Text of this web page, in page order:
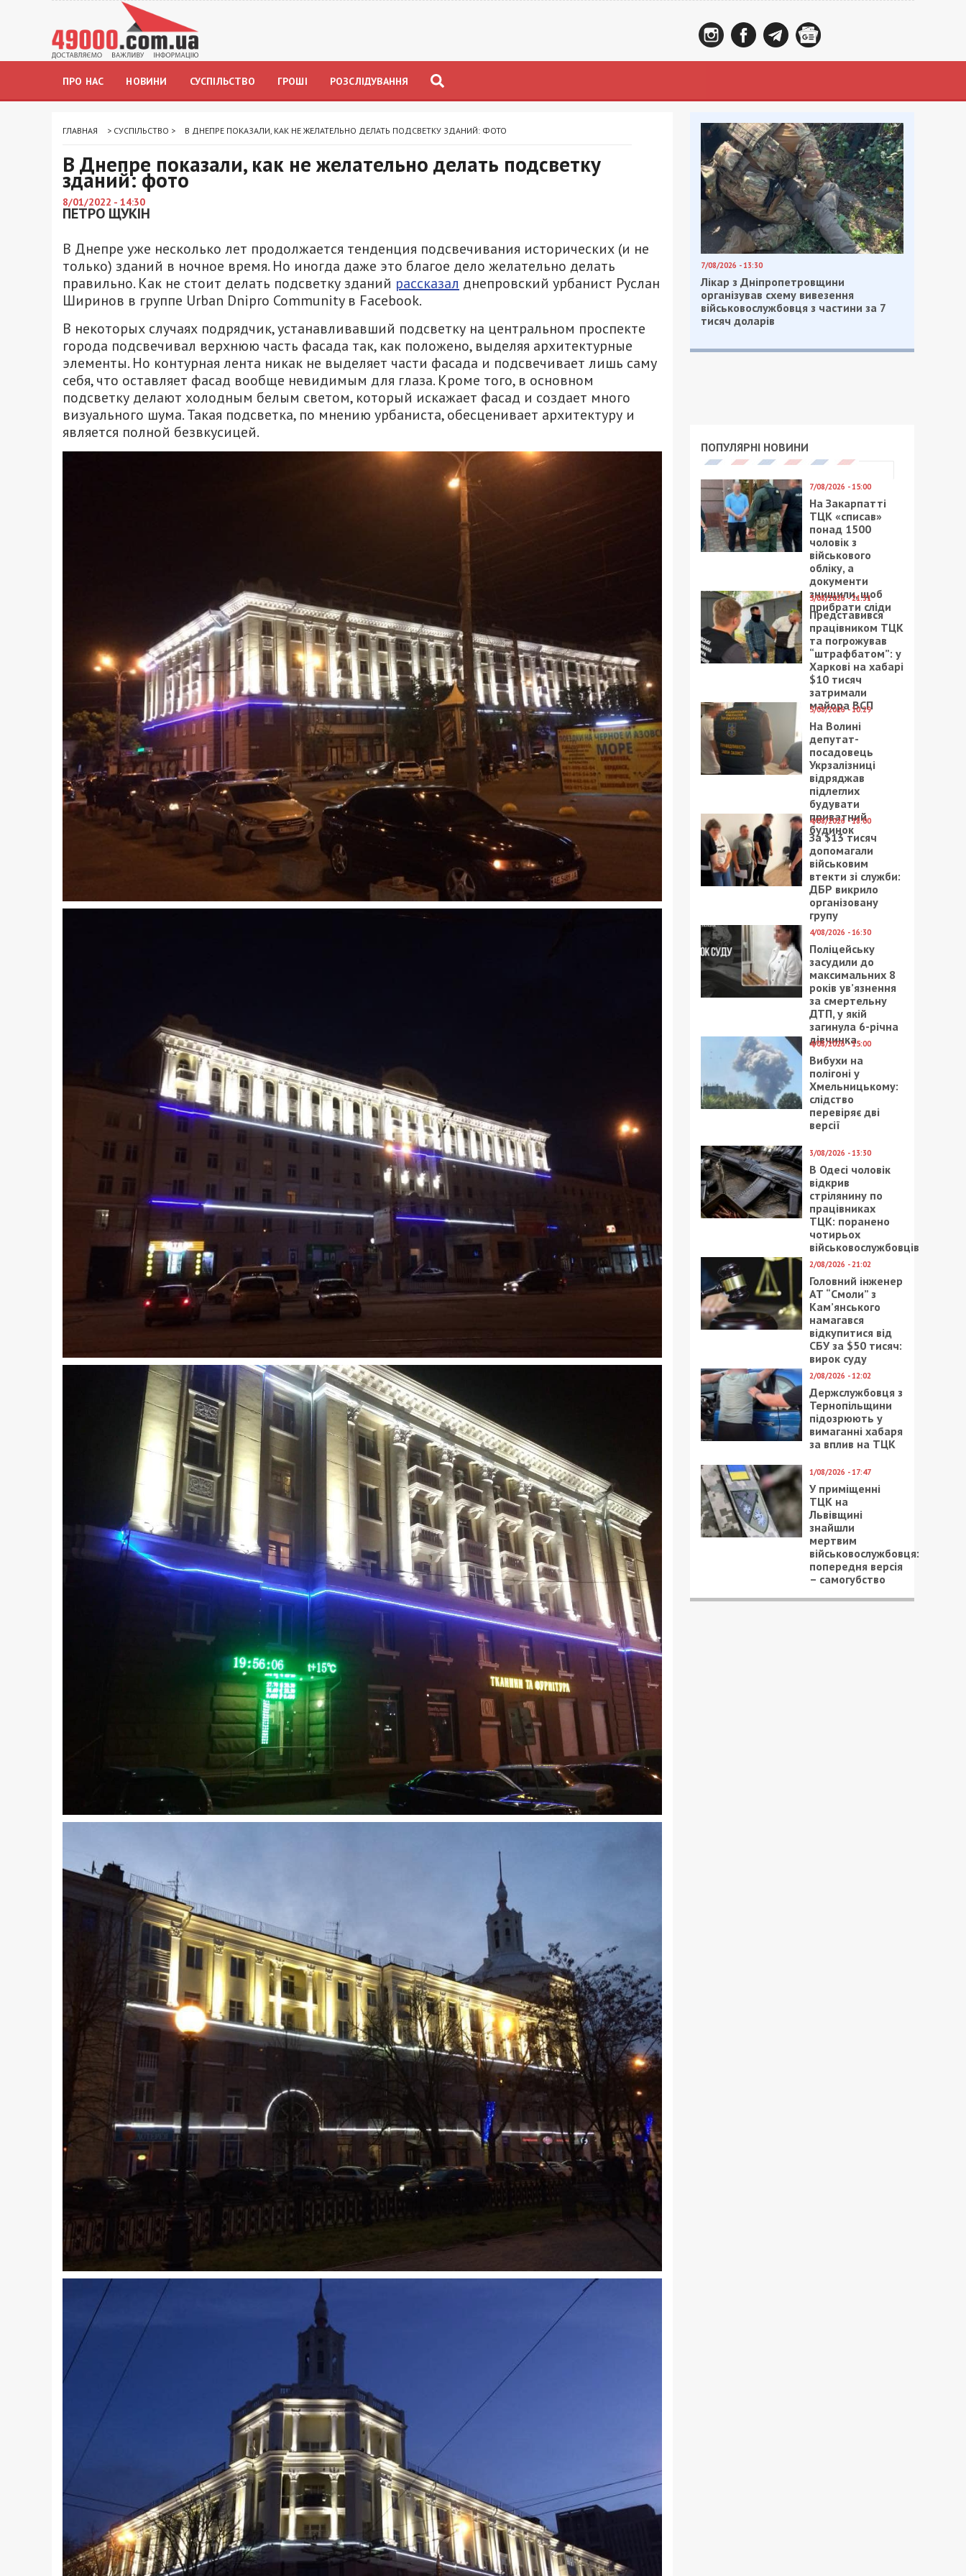
ПРО НАС НОВИНИ СУСПІЛЬСТВО ГРОШІ РОЗСЛІДУВАННЯ
ГЛАВНАЯ > СУСПІЛЬСТВО > В ДНЕПРЕ ПОКАЗАЛИ, КАК НЕ ЖЕЛАТЕЛЬНО ДЕЛАТЬ ПОДСВЕТКУ ЗДАНИЙ: ФОТО
В Днепре показали, как не желательно делать подсветку
зданий: фото
8/01/2022 - 14:30
ПЕТРО ЩУКІН
В Днепре уже несколько лет продолжается тенденция подсвечивания исторических (и не
только) зданий в ночное время. Но иногда даже это благое дело желательно делать
правильно. Как не стоит делать подсветку зданий рассказал днепровский урбанист Руслан
Ширинов в группе Urban Dnipro Community в Facebook.
В некоторых случаях подрядчик, устанавливавший подсветку на центральном проспекте
города подсвечивал верхнюю часть фасада так, как положено, выделяя архитектурные
элементы. Но контурная лента никак не выделяет части фасада и подсвечивает лишь саму
себя, что оставляет фасад вообще невидимым для глаза. Кроме того, в основном
подсветку делают холодным белым светом, который искажает фасад и создает много
визуального шума. Такая подсветка, по мнению урбаниста, обесценивает архитектуру и
является полной безвкусицей.
7/08/2026 - 13:30
Лікар з Дніпропетровщини
організував схему вивезення
військовослужбовця з частини за 7
тисяч доларів
ПОПУЛЯРНІ НОВИНИ
7/08/2026 - 15:00
На Закарпатті
ТЦК «списав»
понад 1500
чоловік з
військового
обліку, а
документи
знищили, щоб
прибрати сліди
5/08/2026 - 21:31
Представився
працівником ТЦК
та погрожував
“штрафбатом”: у
Харкові на хабарі
$10 тисяч
затримали
майора ВСП
5/08/2026 - 10:29
На Волині
депутат-
посадовець
Укрзалізниці
відряджав
підлеглих
будувати
приватний
будинок
4/08/2026 - 18:00
За $13 тисяч
допомагали
військовим
втекти зі служби:
ДБР викрило
організовану
групу
4/08/2026 - 16:30
Поліцейську
засудили до
максимальних 8
років ув’язнення
за смертельну
ДТП, у якій
загинула 6-річна
дівчинка
4/08/2026 - 15:00
Вибухи на
полігоні у
Хмельницькому:
слідство
перевіряє дві
версії
3/08/2026 - 13:30
В Одесі чоловік
відкрив
стрілянину по
працівниках
ТЦК: поранено
чотирьох
військовослужбовців
2/08/2026 - 21:02
Головний інженер
АТ “Смоли” з
Кам’янського
намагався
відкупитися від
СБУ за $50 тисяч:
вирок суду
2/08/2026 - 12:02
Держслужбовця з
Тернопільщини
підозрюють у
вимаганні хабаря
за вплив на ТЦК
1/08/2026 - 17:47
У приміщенні
ТЦК на
Львівщині
знайшли
мертвим
військовослужбовця:
попередня версія
– самогубство